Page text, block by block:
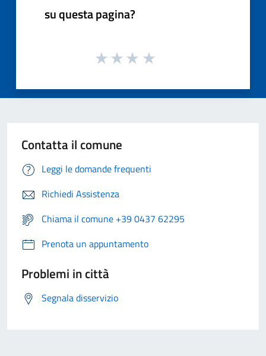
su questa pagina?
Contatta il comune
Leggi le domande frequenti
Richiedi Assistenza
Chiama il comune +39 0437 62295
Prenota un appuntamento
Problemi in città
Segnala disservizio